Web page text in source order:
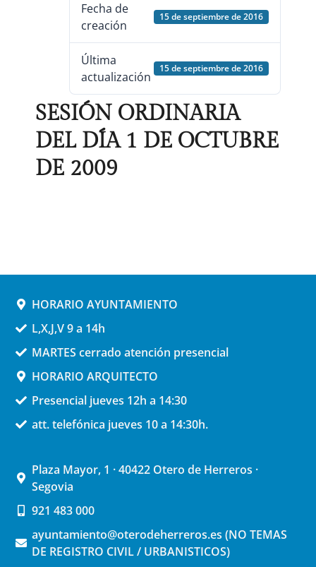
Fecha de
creación
15 de septiembre de 2016
Última
actualización
15 de septiembre de 2016
SESIÓN ORDINARIA
DEL DÍA 1 DE OCTUBRE
DE 2009
HORARIO AYUNTAMIENTO
L,X,J,V 9 a 14h
MARTES cerrado atención presencial
HORARIO ARQUITECTO
Presencial jueves 12h a 14:30
att. telefónica jueves 10 a 14:30h.
Plaza Mayor, 1 · 40422 Otero de Herreros ·
Segovia
921 483 000
ayuntamiento@oterodeherreros.es (NO TEMAS
DE REGISTRO CIVIL / URBANISTICOS)